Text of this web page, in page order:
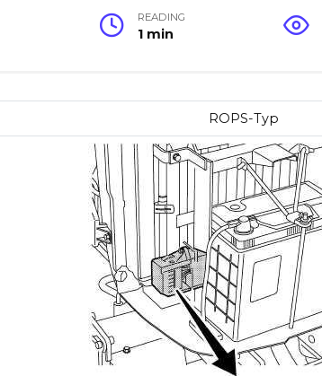
READING
1 min
ROPS-Typ